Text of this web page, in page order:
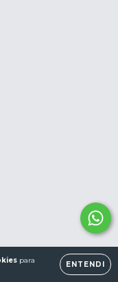
para
ENTENDI